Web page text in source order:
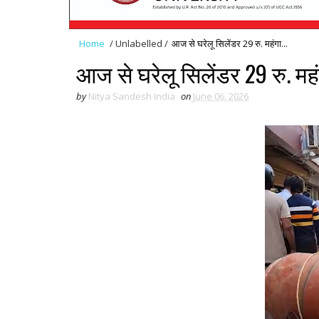
Home /Unlabelled / आज से घरेलू सिलेंडर 29 रु. महंगा...
आज से घरेलू सिलेंडर 29 रु.
by Nitya Sandesh India on June 06, 2026